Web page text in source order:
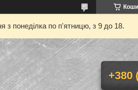
з понеділка по п'ятницю, з 9 до 18.
+380